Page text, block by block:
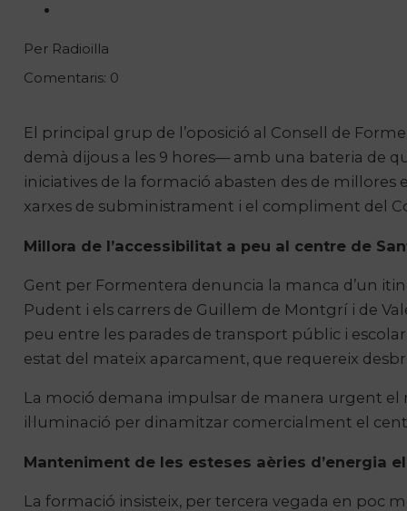
Per Radioilla
Comentaris: 0
El principal grup de l’oposició al Consell de
demà dijous a les 9 hores— amb una bateria de
iniciatives de la formació abasten des de
xarxes de subministrament i el compliment del
Millora de l’accessibilitat a peu al centre de
Gent per Formentera denuncia la manca d’un
Pudent i els carrers de Guillem de Montgrí i de
peu entre les parades de transport públic i
estat del mateix aparcament, que requereix
La moció demana impulsar de manera urgent el
il·luminació per dinamitzar comercialment el
Manteniment de les esteses aèries d’energia
La formació insisteix, per tercera vegada en poc